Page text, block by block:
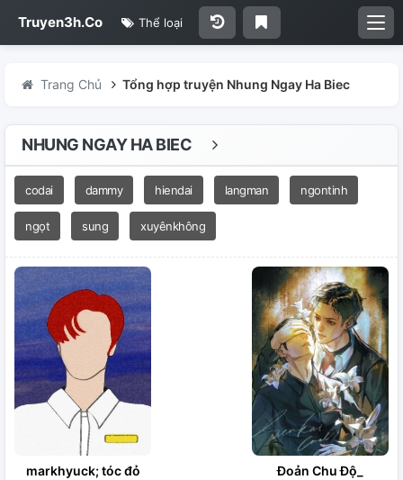
Truyen3h.Co Thể loại
Trang Chủ Tổng hợp truyện Nhung Ngay Ha Biec
NHUNG NGAY HA BIEC
codai dammy hiendai langman ngontinh
ngọt sung xuyênkhông
markhyuck; tóc đỏ
Đoản Chu Độ_